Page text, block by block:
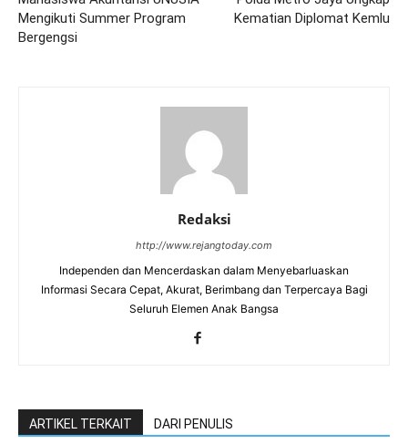
Mengikuti Summer Program
Bergengsi
Kematian Diplomat Kemlu
Redaksi
http://www.rejangtoday.com
Independen dan Mencerdaskan dalam Menyebarluaskan
Informasi Secara Cepat, Akurat, Berimbang dan Terpercaya Bagi
Seluruh Elemen Anak Bangsa
ARTIKEL TERKAIT DARI PENULIS